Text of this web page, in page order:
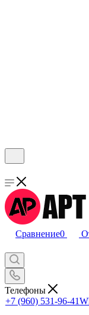
Сравнение0
Телефоны
+7 (960) 531-96-41